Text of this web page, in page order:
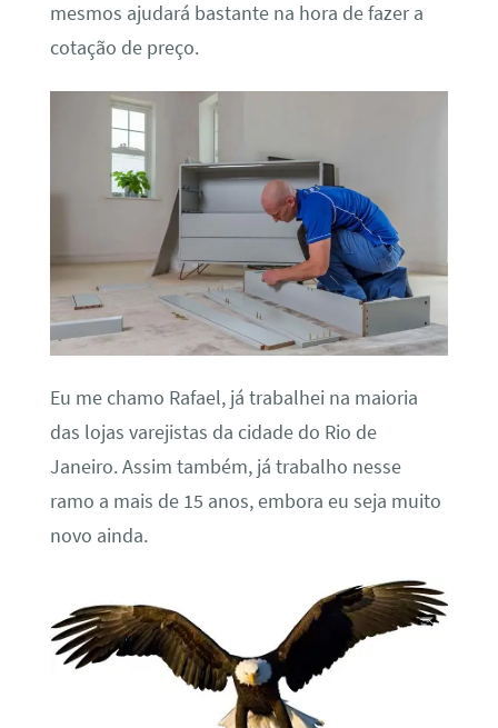
mesmos ajudará bastante na hora de fazer a
cotação de preço.
Eu me chamo Rafael, já trabalhei na maioria
das lojas varejistas da cidade do Rio de
Janeiro. Assim também, já trabalho nesse
ramo a mais de 15 anos, embora eu seja muito
novo ainda.